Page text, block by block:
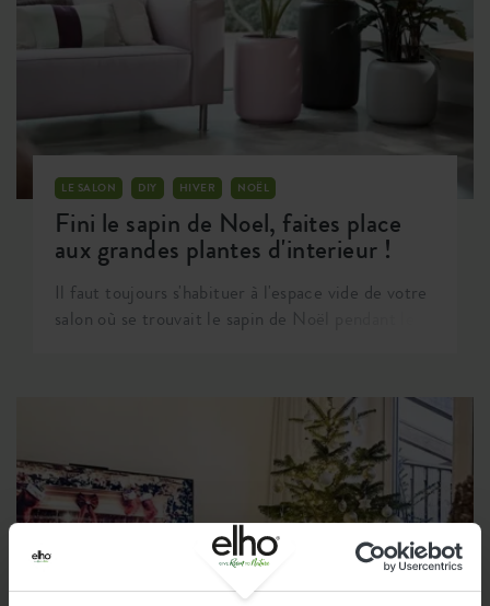
LE SALON DIY HIVER NOËL
Fini le sapin de Noel, faites place
aux grandes plantes d'interieur !
Il faut toujours s'habituer à l'espace vide de votre
salon où se trouvait le sapin de Noël pendant le
regard vert. Un nouveau départ pour la nouvelle
année, ça sonne bien, n'est-ce pas ? Alors : sortez
le sapin de Noël et mettez une grande plante
d'intérieur ! Bonne année verte !